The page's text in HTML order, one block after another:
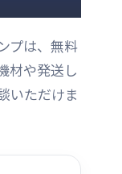
プは、無料
材や発送し
いただけま